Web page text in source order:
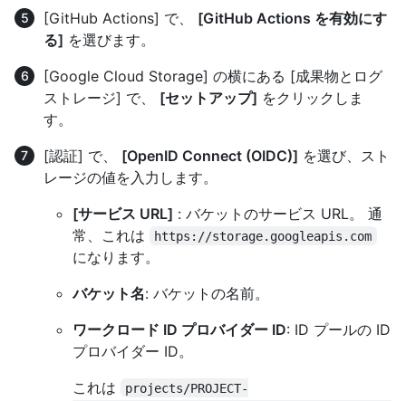
[GitHub Actions] で、 [GitHub Actions を有効にす
る] を選びます。
[Google Cloud Storage] の横にある [成果物とログ
ストレージ] で、 [セットアップ] をクリックしま
す。
[認証] で、 [OpenID Connect (OIDC)] を選び、スト
レージの値を入力します。
[サービス URL] : バケットのサービス URL。 通
常、これは
https://storage.googleapis.com
になります。
バケット名: バケットの名前。
ワークロード ID プロバイダー ID: ID プールの ID
プロバイダー ID。
これは
projects/PROJECT-